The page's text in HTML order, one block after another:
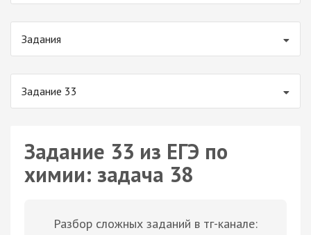
Задания
Задание 33
Задание 33 из ЕГЭ по
химии: задача 38
Разбор сложных заданий в тг-канале: